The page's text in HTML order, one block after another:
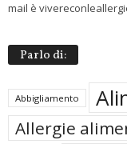
mail è
Parlo di:
Abbigliamento
Allergie